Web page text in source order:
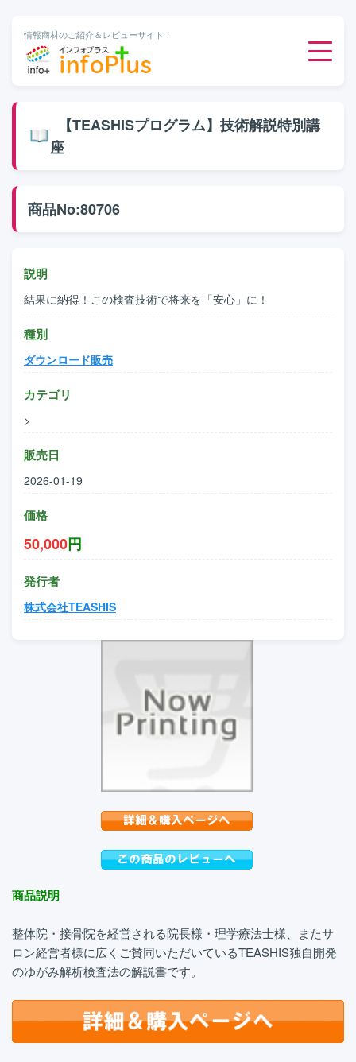
情報商材のご紹介＆レビューサイト！
無料ダウンロード
【TEASHISプログラム】技術解説特別講
座
商品No:80706
説明
結果に納得！この検査技術で将来を「安心」に！
種別
ダウンロード販売
カテゴリ
>
販売日
2026-01-19
価格
50,000円
発行者
株式会社TEASHIS
商品説明
整体院・接骨院を経営される院長様・理学療法士様、またサ
ロン経営者様に広くご賛同いただいているTEASHIS独自開発
のゆがみ解析検査法の解説書です。